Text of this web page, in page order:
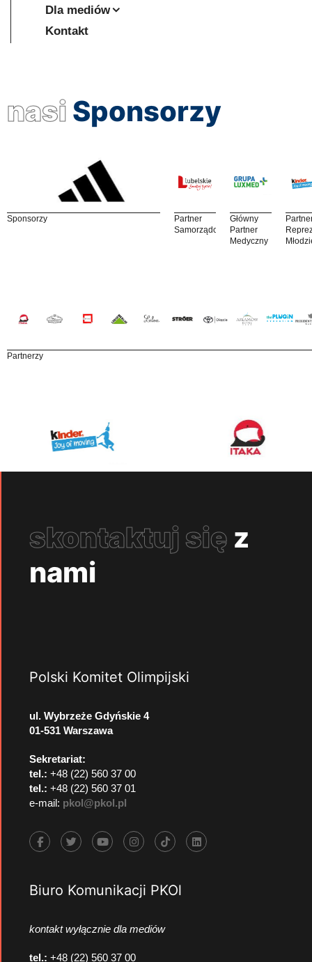
Dla mediów
Kontakt
nasi Sponsorzy
Sponsorzy
Partner
Samorządowy
Główny
Partner
Medyczny
Partnerzy
skontaktuj się z
nami
Polski Komitet Olimpijski
ul. Wybrzeże Gdyńskie 4
01-531 Warszawa
Sekretariat:
tel.: +48 (22) 560 37 00
tel.: +48 (22) 560 37 01
e-mail: pkol@pkol.pl
Biuro Komunikacji PKOl
kontakt wyłącznie dla mediów
tel.: +48 (22) 560 37 00